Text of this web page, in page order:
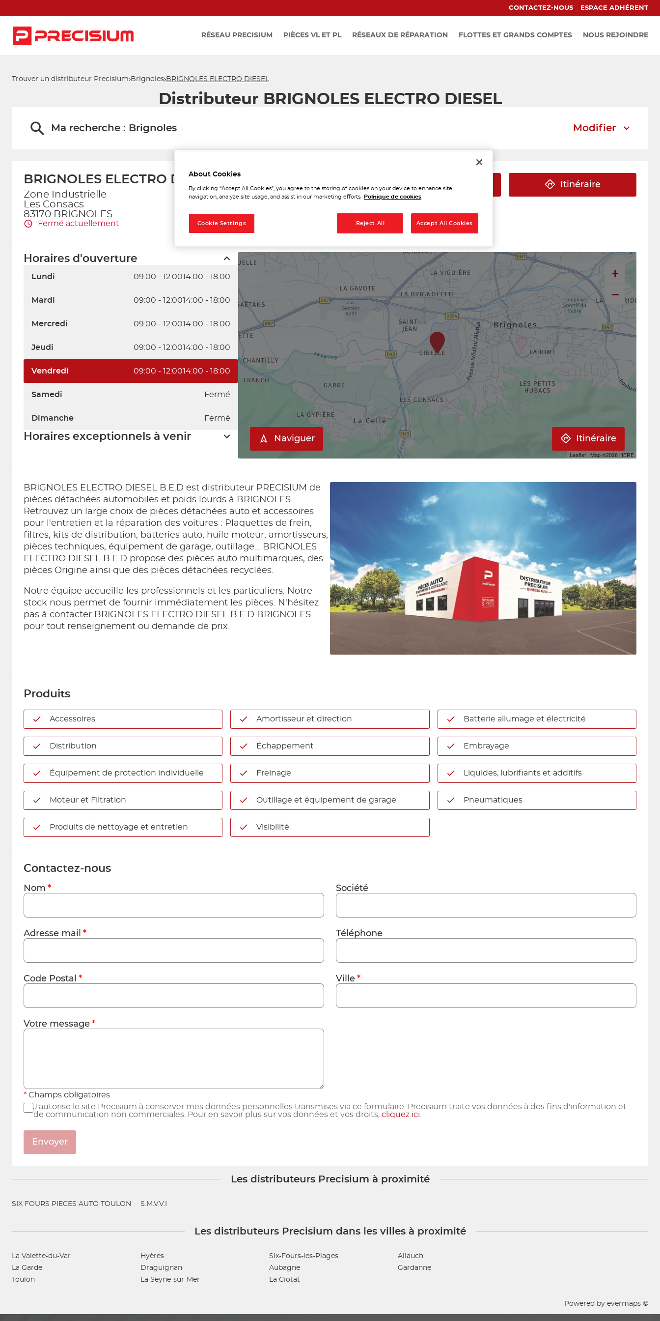
CONTACTEZ-NOUS ESPACE ADHÉRENT
RÉSEAU PRECISIUM PIÈCES VL ET PL RÉSEAUX DE RÉPARATION FLOTTES ET GRANDS COMPTES NOUS REJOINDRE
Trouver un distributeur Precisium Brignoles BRIGNOLES ELECTRO DIESEL
Distributeur BRIGNOLES ELECTRO DIESEL
Ma recherche : Brignoles Modifier
BRIGNOLES ELECTRO DIESEL
Zone Industrielle
Les Consacs
83170 BRIGNOLES
Fermé actuellement
Téléphone Itinéraire
Horaires d'ouverture
Lundi 09:00 - 12:0014:00 - 18:00
Mardi 09:00 - 12:0014:00 - 18:00
Mercredi 09:00 - 12:0014:00 - 18:00
Jeudi 09:00 - 12:0014:00 - 18:00
Vendredi 09:00 - 12:0014:00 - 18:00
Samedi Fermé
Dimanche Fermé
Horaires exceptionnels à venir
+
−
Leaflet | Map ©2026 HERE
Naviguer Itinéraire
BRIGNOLES ELECTRO DIESEL B.E.D est distributeur PRECISIUM de
pièces détachées automobiles et poids lourds à BRIGNOLES.
Retrouvez un large choix de pièces détachées auto et accessoires
pour l'entretien et la réparation des voitures : Plaquettes de frein,
filtres, kits de distribution, batteries auto, huile moteur, amortisseurs,
pièces techniques, équipement de garage, outillage... BRIGNOLES
ELECTRO DIESEL B.E.D propose des pièces auto multimarques, des
pièces Origine ainsi que des pièces détachées recyclées.
Notre équipe accueille les professionnels et les particuliers. Notre
stock nous permet de fournir immédiatement les pièces. N'hésitez
pas à contacter BRIGNOLES ELECTRO DIESEL B.E.D BRIGNOLES
pour tout renseignement ou demande de prix.
Produits
Accessoires Amortisseur et direction Batterie allumage et électricité
Distribution Échappement Embrayage
Équipement de protection individuelle Freinage Liquides, lubrifiants et additifs
Moteur et Filtration Outillage et équipement de garage Pneumatiques
Produits de nettoyage et entretien Visibilité
Contactez-nous
Nom Société
Adresse mail Téléphone
Code Postal Ville
Votre message
Champs obligatoires
J'autorise le site Precisium à conserver mes données personnelles transmises via ce formulaire. Precisium traite vos données à des fins d'information et
de communication non commerciales. Pour en savoir plus sur vos données et vos droits, cliquez ici
Envoyer
Les distributeurs Precisium à proximité
SIX FOURS PIECES AUTO TOULON S.M.V.V.I
Les distributeurs Precisium dans les villes à proximité
La Valette-du-Var
La Garde
Toulon
Hyères
Draguignan
La Seyne-sur-Mer
Six-Fours-les-Plages
Aubagne
La Ciotat
Allauch
Gardanne
Powered by evermaps ©
About Cookies
By clicking “Accept All Cookies”, you agree to the storing of cookies on your device to enhance site
navigation, analyze site usage, and assist in our marketing efforts.
Politique de cookies
Reject All Accept All Cookies
Cookie Settings